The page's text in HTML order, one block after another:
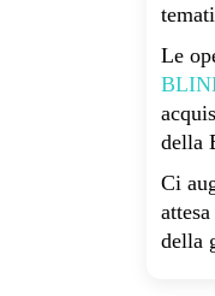
Le
della
Ci
della